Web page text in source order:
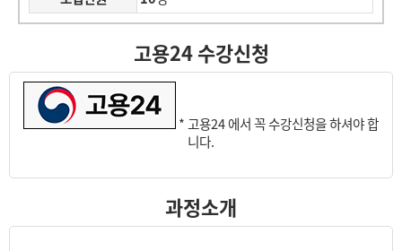
고용24 수강신청
* 고용24 에서 꼭 수강신청을 하셔야 합
니다.
과정소개